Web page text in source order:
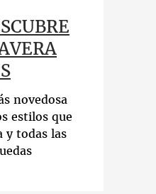
novedosa
estilos que
y todas las
y deja